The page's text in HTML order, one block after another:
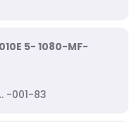
5- 1080-MF-
-001-83